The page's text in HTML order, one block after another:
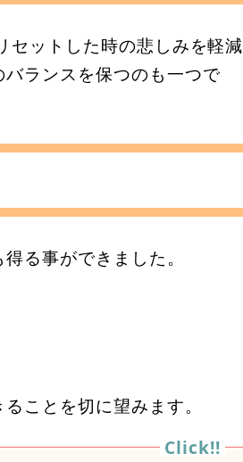
セットした時の悲しみを軽減
ランスを保つのも一つで
る事ができました。
ことを切に望みます。